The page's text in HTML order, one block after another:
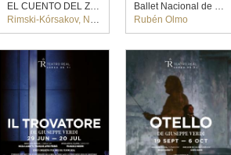
EL CUENTO DEL ZAR SALTÁN. Dmitri Tcherniakov (2025)
Rimski-Kórsakov, Nikolái
Ballet Nacional de España
Rubén Olmo